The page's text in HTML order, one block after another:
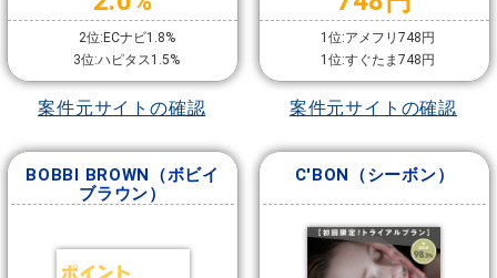
2位:ECナビ1.8%
3位:ハピタス1.5%
案件元サイトの確認
1位:アメフリ748円
1位:すぐたま748円
案件元サイトの確認
BOBBI BROWN（ボビイ
ブラウン）
C'BON（シーボン）